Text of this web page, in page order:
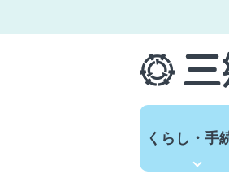
くらし・手